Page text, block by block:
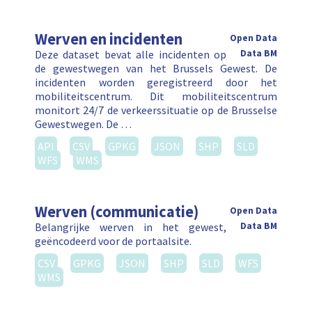
Werven en incidenten
Open Data
Data BM
Deze dataset bevat alle incidenten op
de gewestwegen van het Brussels Gewest. De
incidenten worden geregistreerd door het
mobiliteitscentrum. Dit mobiliteitscentrum
monitort 24/7 de verkeerssituatie op de Brusselse
Gewestwegen. De …
API
CSV GPKG JSON SHP
SLD
WFS
WMS
Werven (communicatie)
Open Data
Data BM
Belangrijke werven in het gewest,
geëncodeerd voor de portaalsite.
CSV
GPKG JSON SHP SLD
WFS
WMS